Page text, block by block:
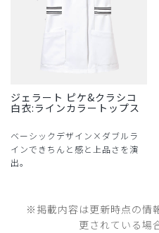
ジェラート ピケ&クラシコ
白衣:ラインカラートップス
ベーシックデザイン×ダブルラ
インできちんと感と上品さを演
出。
※掲載内容は更新時点の情
更されている場